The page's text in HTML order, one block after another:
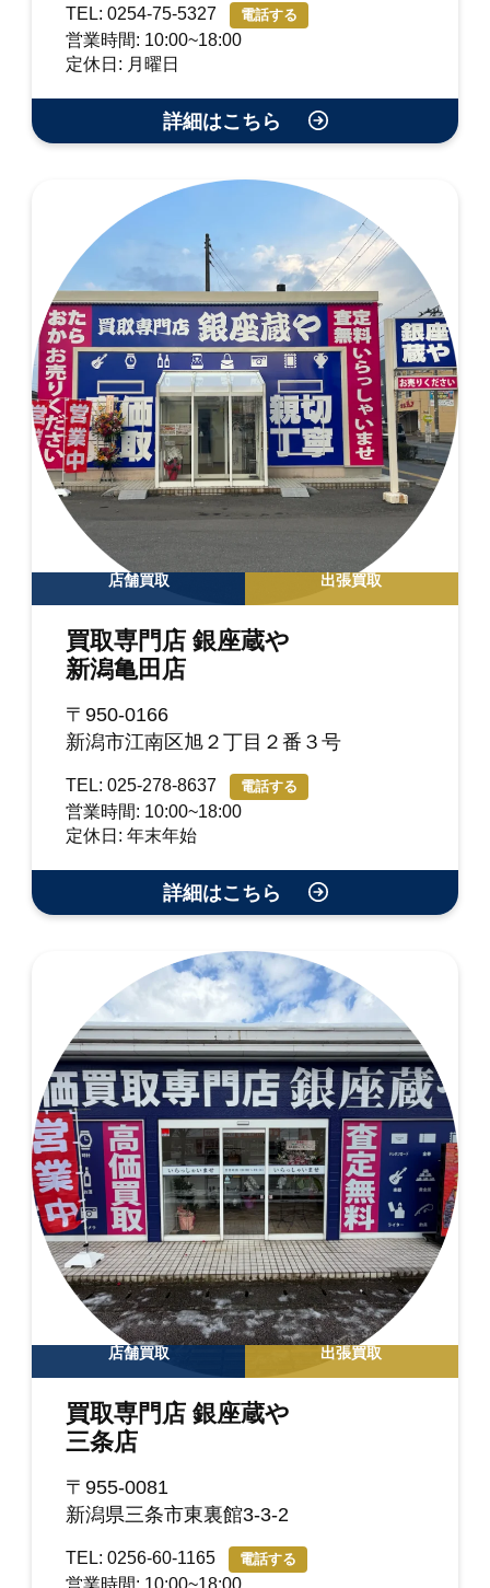
TEL: 0254-75-5327 電話する
営業時間: 10:00~18:00
定休日: 月曜日
詳細はこちら
店舗買取 出張買取
買取専門店 銀座蔵や
新潟亀田店
〒950-0166
新潟市江南区旭２丁目２番３号
TEL: 025-278-8637 電話する
営業時間: 10:00~18:00
定休日: 年末年始
詳細はこちら
店舗買取 出張買取
買取専門店 銀座蔵や
三条店
〒955-0081
新潟県三条市東裏館3-3-2
TEL: 0256-60-1165 電話する
営業時間: 10:00~18:00